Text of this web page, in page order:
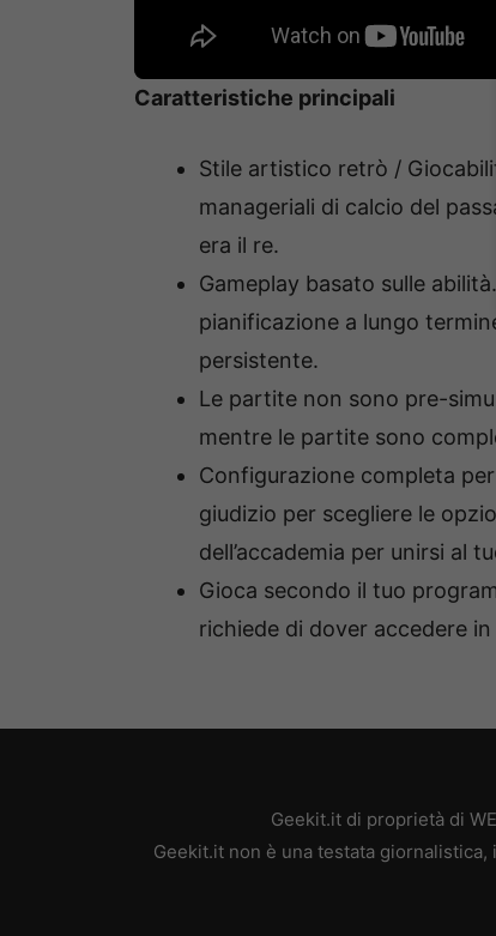
Caratteristiche principali
Stile artistico retrò /
manageriali di calcio del
era il re.
Gameplay basato sulle
pianificazione a lungo
persistente.
Le partite non sono pre-
mentre le partite sono
Configurazione completa
giudizio per scegliere le
dell’accademia per unirsi al
Gioca secondo il tuo
richiede di dover accedere
Geekit.it di proprietà di
Geekit.it non è una testata